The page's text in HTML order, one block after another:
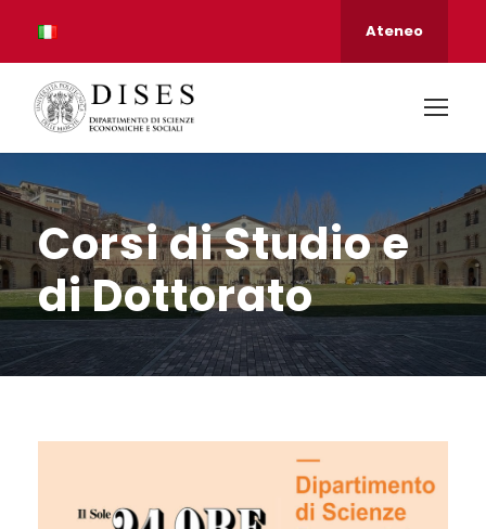
Ateneo
Corsi di Studio e
di Dottorato